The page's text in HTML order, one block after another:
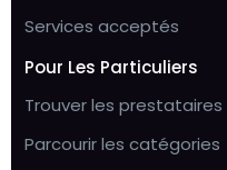
Services acceptés
Pour Les Particuliers
Trouver les prestataires
Parcourir les catégories